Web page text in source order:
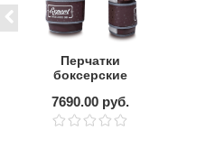
Перчатки
боксерские
Vintage Fusion,
коричневый
7690.00 руб.